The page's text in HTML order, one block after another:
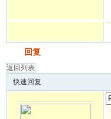
回复
返回列表
快速回复